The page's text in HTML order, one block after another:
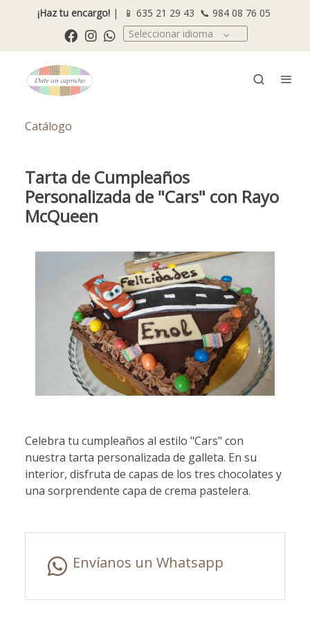
¡Haz tu encargo!| 📱 635 21 29 43 📞 984 08 76 05
Seleccionar idioma
Catálogo
Tarta de Cumpleaños
Personalizada de "Cars" con Rayo
McQueen
Celebra tu cumpleaños al estilo "Cars" con
nuestra tarta personalizada de galleta. En su
interior, disfruta de capas de los tres chocolates y
una sorprendente capa de crema pastelera.
Envíanos un Whatsapp